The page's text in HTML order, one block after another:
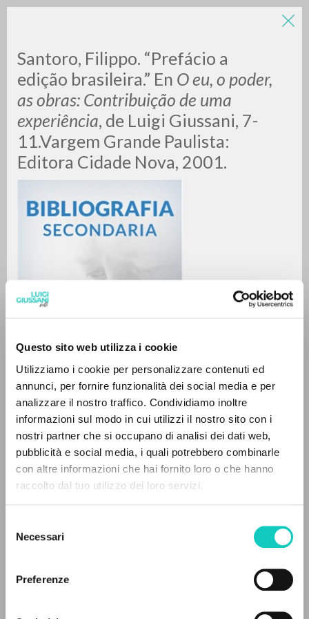
Questo sito web utilizza i cookie
Utilizziamo i cookie per personalizzare contenuti ed
annunci, per fornire funzionalità dei social media e per
analizzare il nostro traffico. Condividiamo inoltre
informazioni sul modo in cui utilizzi il nostro sito con i
nostri partner che si occupano di analisi dei dati web,
pubblicità e social media, i quali potrebbero combinarle
con altre informazioni che hai fornito loro o che hanno
raccolto dal tuo utilizzo dei loro servizi.
delNecessari
Preferenze
Santoro, Filippo. “Prefácio a
edição brasileira.” En O eu, o poder,
as obras: Contribuição de uma
experiência, de Luigi Giussani, 7-
11.Vargem Grande Paulista:
Editora Cidade Nova, 2001.
Giussani Luigi Autor
Santoro FilippoAutor
Editora Cidade Nova
Páginas: 5
LUIGI
GIUSSANI
scritti
BÚSQUEDA AVANZADA »
0DOCUMENTOS ENCONTRADOS
RESULTADOS SUCESIVOS